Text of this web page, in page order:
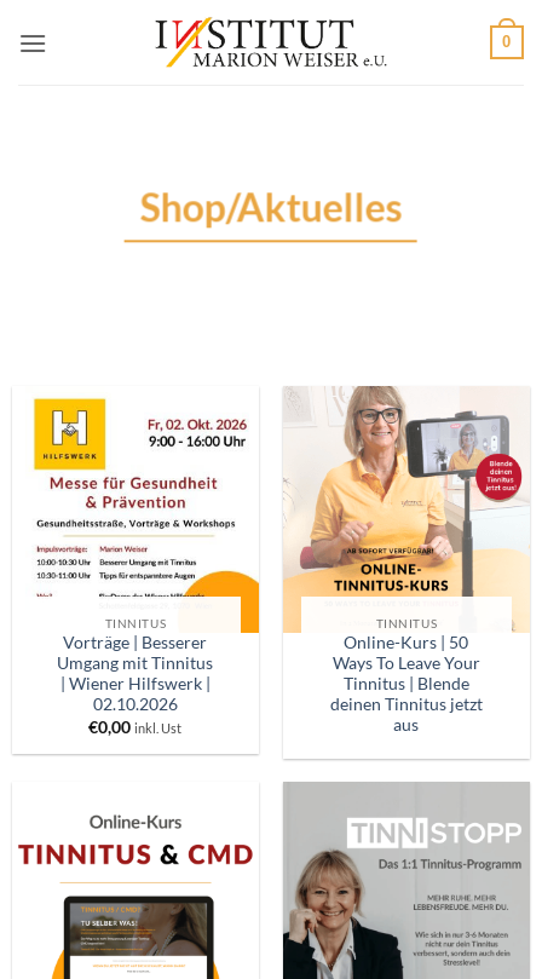
Inhalt
0
Shop/Aktuelles
TINNITUS
Vorträge | Besserer
Umgang mit Tinnitus
| Wiener Hilfswerk |
02.10.2026
€0,00 inkl. Ust
TINNITUS
Online-Kurs | 50
Ways To Leave Your
Tinnitus | Blende
deinen Tinnitus jetzt
aus